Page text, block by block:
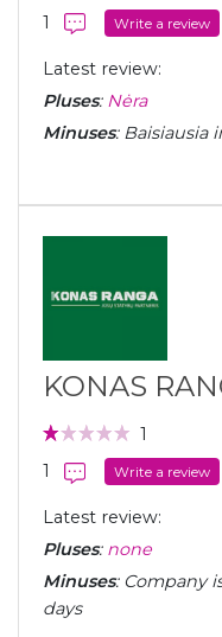
1
Write a review
Latest review:
Pluses: Nėra
Minuses: Baisiausia
KONAS
1
1
Write a review
Latest review:
Pluses: none
Minuses: Company
days